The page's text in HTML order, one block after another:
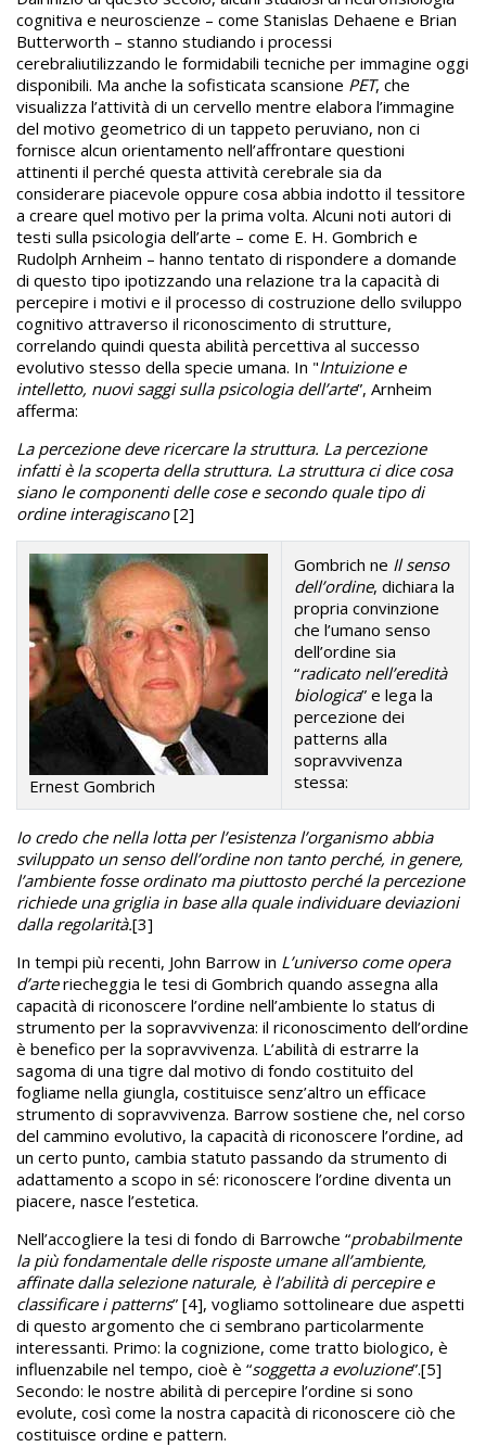
cognitiva e neuroscienze – come Stanislas Dehaene e Brian
Butterworth – stanno studiando i processi
cerebraliutilizzando le formidabili tecniche per immagine oggi
disponibili. Ma anche la sofisticata scansione PET, che
visualizza l’attività di un cervello mentre elabora l’immagine
del motivo geometrico di un tappeto peruviano, non ci
fornisce alcun orientamento nell’affrontare questioni
attinenti il perché questa attività cerebrale sia da
considerare piacevole oppure cosa abbia indotto il tessitore
a creare quel motivo per la prima volta. Alcuni noti autori di
testi sulla psicologia dell’arte – come E. H. Gombrich e
Rudolph Arnheim – hanno tentato di rispondere a domande
di questo tipo ipotizzando una relazione tra la capacità di
percepire i motivi e il processo di costruzione dello sviluppo
cognitivo attraverso il riconoscimento di strutture,
correlando quindi questa abilità percettiva al successo
evolutivo stesso della specie umana. In "Intuizione e
intelletto, nuovi saggi sulla psicologia dell’arte”, Arnheim
afferma:
La percezione deve ricercare la struttura. La percezione
infatti è la scoperta della struttura. La struttura ci dice cosa
siano le componenti delle cose e secondo quale tipo di
ordine interagiscano[2]
Ernest Gombrich
Gombrich ne Il senso
dell’ordine, dichiara la
propria convinzione
che l’umano senso
dell’ordine sia
“radicato nell’eredità
biologica” e lega la
percezione dei
patterns alla
sopravvivenza
stessa:
Io credo che nella lotta per l’esistenza l’organismo abbia
sviluppato un senso dell’ordine non tanto perché, in genere,
l’ambiente fosse ordinato ma piuttosto perché la percezione
richiede una griglia in base alla quale individuare deviazioni
dalla regolarità.[3]
In tempi più recenti, John Barrow in L’universo come opera
d’arteriecheggia le tesi di Gombrich quando assegna alla
capacità di riconoscere l’ordine nell’ambiente lo status di
strumento per la sopravvivenza: il riconoscimento dell’ordine
è benefico per la sopravvivenza. L’abilità di estrarre la
sagoma di una tigre dal motivo di fondo costituito del
fogliame nella giungla, costituisce senz’altro un efficace
strumento di sopravvivenza. Barrow sostiene che, nel corso
del cammino evolutivo, la capacità di riconoscere l’ordine, ad
un certo punto, cambia statuto passando da strumento di
adattamento a scopo in sé: riconoscere l’ordine diventa un
piacere, nasce l’estetica.
Nell’accogliere la tesi di fondo di Barrowche “probabilmente
la più fondamentale delle risposte umane all’ambiente,
affinate dalla selezione naturale, è l’abilità di percepire e
classificare i patterns” [4], vogliamo sottolineare due aspetti
di questo argomento che ci sembrano particolarmente
interessanti. Primo: la cognizione, come tratto biologico, è
influenzabile nel tempo, cioè è “soggetta a evoluzione”.[5]
Secondo: le nostre abilità di percepire l’ordine si sono
evolute, così come la nostra capacità di riconoscere ciò che
costituisce ordine e pattern.